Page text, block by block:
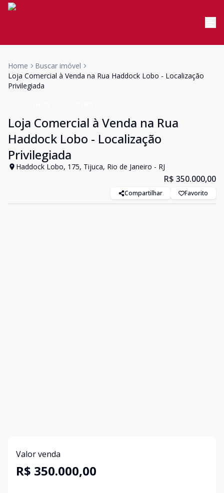
Home
Buscar imóvel
Loja Comercial à Venda na Rua Haddock Lobo - Localização
Privilegiada
Loja Comercial à Venda na Rua
Haddock Lobo - Localização
Privilegiada
Haddock Lobo, 175, Tijuca, Rio de Janeiro - RJ
R$ 350.000,00
Compartilhar Favorito
Valor venda
R$ 350.000,00